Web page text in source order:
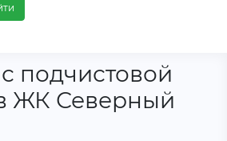
подчистовой
ЖК Северный